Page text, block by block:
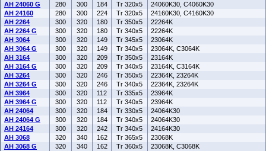
AH 24060 G
280 300 184 Tr 320x5
24060K30, C4060K30
AH 24160
280 300 224 Tr 320x5
24160K30, C4160K30
AH 2264
300 320 180 Tr 350x5
22264K
AH 2264 G
300 320 180 Tr 340x5
22264K
AH 3064
300 320 149 Tr 345x5
23064K
AH 3064 G
300 320 149 Tr 340x5
23064K, C3064K
AH 3164
300 320 209 Tr 350x5
23164K
AH 3164 G
300 320 209 Tr 340x5
23164K, C3164K
AH 3264
300 320 246 Tr 350x5
22364K, 23264K
AH 3264 G
300 320 246 Tr 340x5
22364K, 23264K
AH 3964
300 320 112 Tr 335x5
23964K
AH 3964 G
300 320 112 Tr 340x5
23964K
AH 24064
300 320 184 Tr 330x5
24064K30
AH 24064 G
300 320 184 Tr 340x5
24064K30
AH 24164
300 320 242 Tr 340x5
24164K30
AH 3068
320 340 162 Tr 365x5
23068K
AH 3068 G
320 340 162 Tr 360x5
23068K, C3068K